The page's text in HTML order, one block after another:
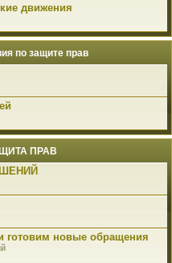
движения
по защите прав
ПРАВ
готовим новые обращения